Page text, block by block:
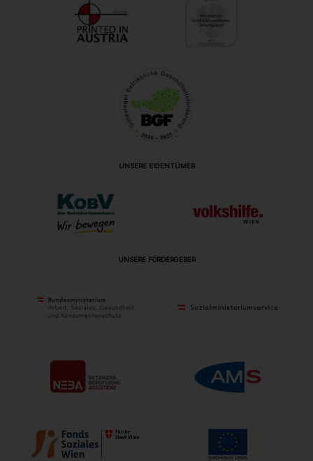
UNSERE EIGENTÜMER
UNSERE FÖRDERGEBER